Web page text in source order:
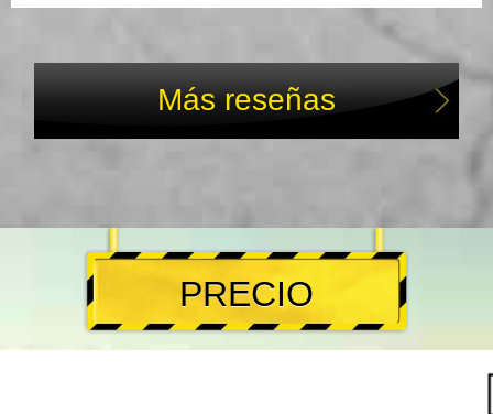
Más reseñas
PRECIO